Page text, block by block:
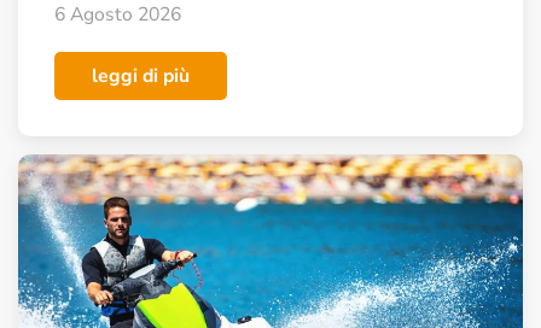
6 Agosto 2026
leggi di più